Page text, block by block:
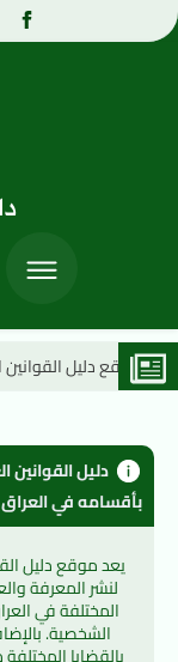
القوانين العراقية
بأقسامه في العراق